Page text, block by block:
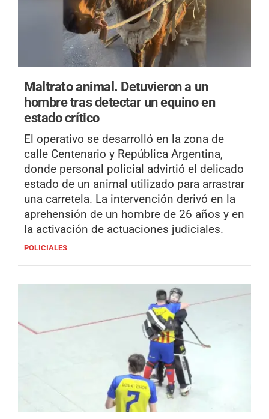
Maltrato animal. Detuvieron a un
hombre tras detectar un equino en
estado crítico
El operativo se desarrolló en la zona de
calle Centenario y República Argentina,
donde personal policial advirtió el delicado
estado de un animal utilizado para arrastrar
una carretela. La intervención derivó en la
aprehensión de un hombre de 26 años y en
la activación de actuaciones judiciales.
POLICIALES